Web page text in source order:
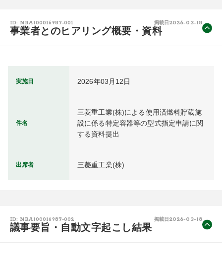
ID: NRA100016987-001 掲載日 2026-03-18
事業者とのヒアリング概要・資料
実施日 2026年03月12日
件名
三菱重工業(株)による使用済燃料貯蔵施
設に係る特定容器等の型式指定申請に関
する資料提出
出席者 三菱重工業(株)
ID: NRA100016987-002 掲載日 2026-03-18
議事要旨・自動文字起こし結果